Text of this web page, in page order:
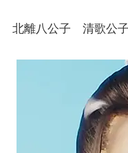
北離八公子 清歌公